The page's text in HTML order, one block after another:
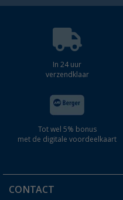
In 24 uur
verzendklaar
Tot wel 5% bonus
met de digitale voordeelkaart
CONTACT